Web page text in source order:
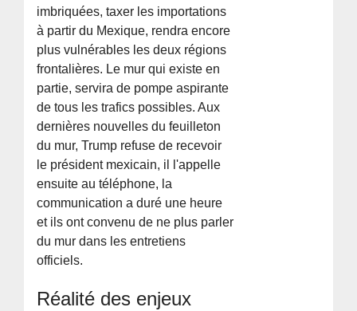
imbriquées, taxer les importations
à partir du Mexique, rendra encore
plus vulnérables les deux régions
frontalières. Le mur qui existe en
partie, servira de pompe aspirante
de tous les trafics possibles. Aux
dernières nouvelles du feuilleton
du mur, Trump refuse de recevoir
le président mexicain, il l'appelle
ensuite au téléphone, la
communication a duré une heure
et ils ont convenu de ne plus parler
du mur dans les entretiens
officiels.
Réalité des enjeux